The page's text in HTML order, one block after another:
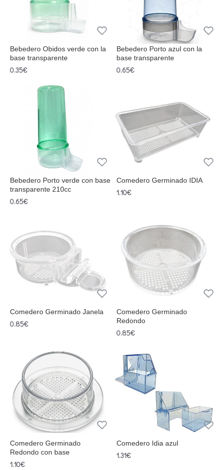
Bebedero Obidos verde con la
base transparente
0.35€
Bebedero Porto azul con la
base transparente
0.65€
Bebedero Porto verde con base
transparente 210cc
0.65€
Comedero Germinado IDIA
1.10€
Comedero Germinado Janela
0.85€
Comedero Germinado
Redondo
0.85€
Comedero Germinado
Redondo con base
1.10€
Comedero Idia azul
1.31€